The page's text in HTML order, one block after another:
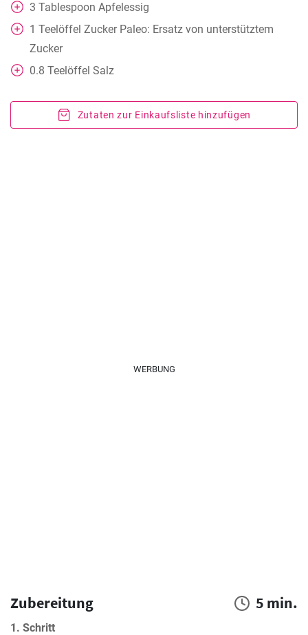
3 Tablespoon Apfelessig
1 Teelöffel Zucker Paleo: Ersatz von unterstütztem
Zucker
0.8 Teelöffel Salz
Zutaten zur Einkaufsliste hinzufügen
WERBUNG
Zubereitung 5 min.
1. Schritt